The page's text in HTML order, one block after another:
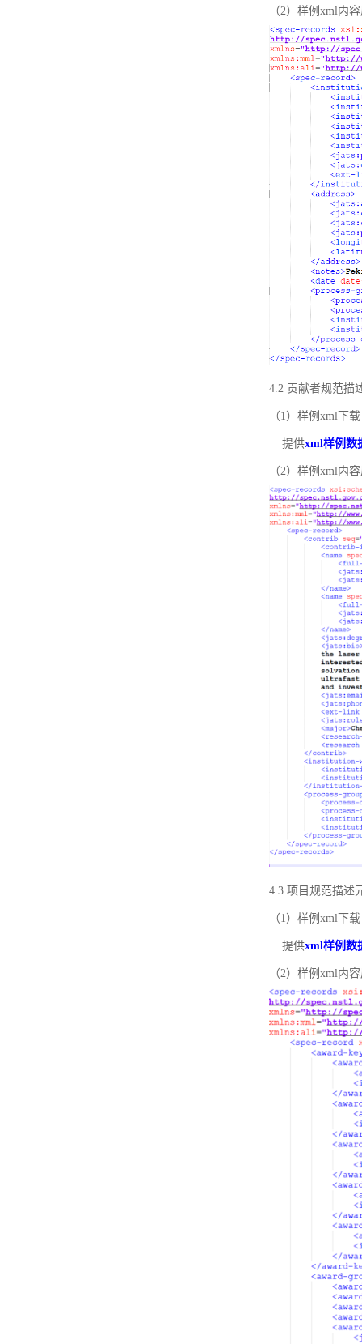
（2）样例xml内
4.2 贡献者规范描
（1）样例xml下载
提供xml样例数
（2）样例xml内
4.3 项目规范描述
（1）样例xml下载
提供xml样例数
（2）样例xml内